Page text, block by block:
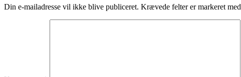
Din e-mailadresse vil ikke blive publiceret. Krævede felter er markeret med